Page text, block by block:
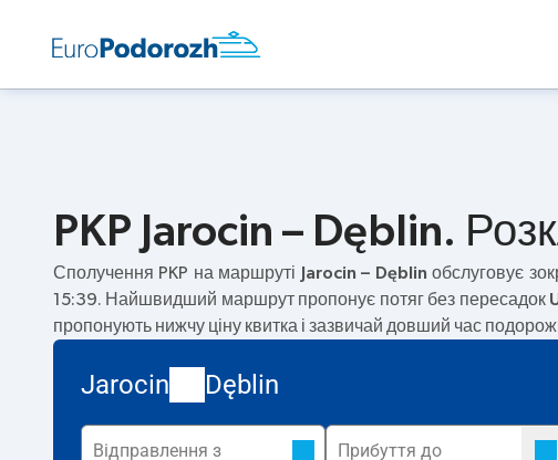
PKP Jarocin – Dęblin.
Сполучення PKP на маршруті Jarocin – Dęblin обслуговує
15:39. Найшвидший маршрут пропонує потяг без пересадок
пропонують нижчу ціну квитка і зазвичай довший час
Jarocin Dęblin